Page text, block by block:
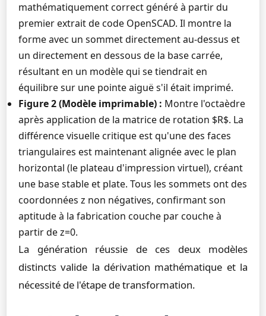
mathématiquement correct généré à partir du
premier extrait de code OpenSCAD. Il montre la
forme avec un sommet directement au-dessus et
un directement en dessous de la base carrée,
résultant en un modèle qui se tiendrait en
équilibre sur une pointe aiguë s'il était imprimé.
Figure 2 (Modèle imprimable) : Montre l'octaèdre
après application de la matrice de rotation $R$. La
différence visuelle critique est qu'une des faces
triangulaires est maintenant alignée avec le plan
horizontal (le plateau d'impression virtuel), créant
une base stable et plate. Tous les sommets ont des
coordonnées z non négatives, confirmant son
aptitude à la fabrication couche par couche à
partir de z=0.
La génération réussie de ces deux modèles
distincts valide la dérivation mathématique et la
nécessité de l'étape de transformation.